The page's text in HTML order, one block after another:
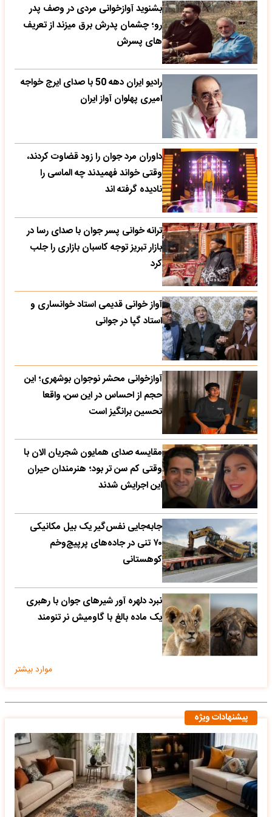
بشنوید آوازخوانی مردی در وصف پدر
رو؛ چشمان پدرش برق میزند از تعریف
های پسرش
رادیو ایران دهه 50 با صدای ایرج خواجه
امیری پهلوان آواز ایران
داوران مرد جوان را زود قضاوت کردند،
وقتی خواند فهمیدند چه الماسی را
نادیده گرفته اند
ترانه خوانی پسر جوان با صدای رسا در
بازار تبریز توجه کاسبان بازاری را جلب
کرد
آواز خوانی قدیمی استاد خوانساری و
استاد گپا در جوانی
آوازخوانی محشر نوجوان بوشهری؛ این
حجم از احساس در این سن، واقعا
تحسین‌ برانگیز است
مقایسه صدای همایون شجریان الان با
وقتی کم سن تر بود؛ هنرمندان حیران
این اجرایش شدند
جابه‌جایی نفس‌گیر یک بیل مکانیکی
۷۰ تنی در جاده‌های پرپیچ‌وخم
کوهستانی
نبرد دلهره آور شیرهای جوان با رهبری
یک ماده بالغ با گاومیش نر تنومند
موارد بیشتر
پیشنهادات ویژه